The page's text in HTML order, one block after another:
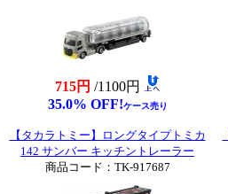
715円 /1100円
35.0% OFF!ケース売り
【タカラトミー】ロングタイプトミカ
142 サンバー キッチントレーラー
商品コード：TK-917687